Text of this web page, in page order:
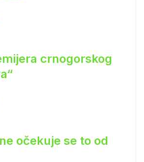
crnogorskog
očekuje se to od